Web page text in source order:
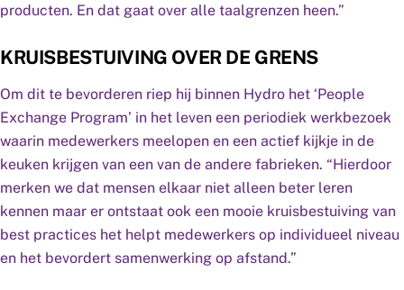
producten. En dat gaat over alle taalgrenzen heen.”
KRUISBESTUIVING OVER DE GRENS
Om dit te bevorderen riep hij binnen Hydro het ‘People
Exchange Program’ in het leven een periodiek werkbezoek
waarin medewerkers meelopen en een actief kijkje in de
keuken krijgen van een van de andere fabrieken. “Hierdoor
merken we dat mensen elkaar niet alleen beter leren
kennen maar er ontstaat ook een mooie kruisbestuiving van
best practices het helpt medewerkers op individueel niveau
en het bevordert samenwerking op afstand.”